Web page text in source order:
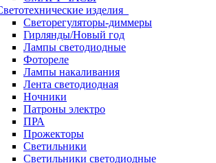
изделия
Светорегуляторы-диммеры
Гирлянды/Новый год
Лампы светодиодные
Фотореле
Лампы накаливания
Лента светодиодная
Ночники
Патроны электро
ПРА
Прожекторы
Светильники
Светильники светодиодные